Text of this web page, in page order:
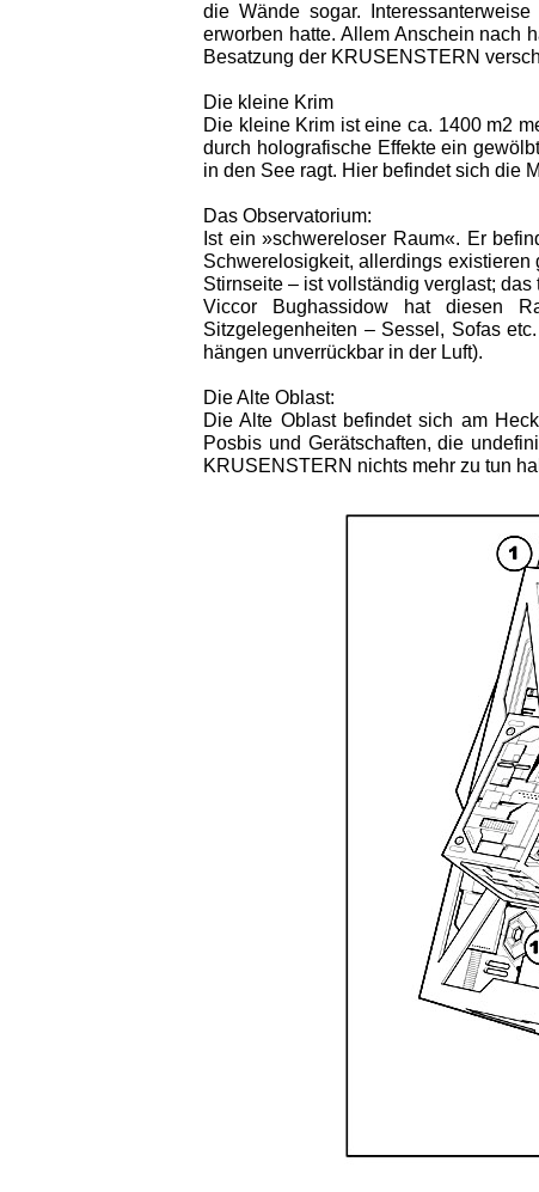
die Wände sogar.
erworben hatte. Allem Anschein nach
Besatzung der KRUSENSTERN
Die kleine Krim
Die kleine Krim ist eine ca. 1400 m2
durch holografische Effekte ein
in den See ragt. Hier befindet sich die
Das Observatorium:
Ist ein »schwereloser Raum«. Er
Schwerelosigkeit, allerdings
Stirnseite – ist vollständig verglast;
Viccor Bughassidow hat diesen
Sitzgelegenheiten – Sessel, Sofas
hängen unverrückbar in der Luft).
Die Alte Oblast:
Die Alte Oblast befindet sich am
Posbis und Gerätschaften, die
KRUSENSTERN nichts mehr zu tun